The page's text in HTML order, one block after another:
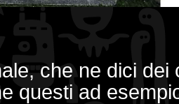
che ne dici dei
questi ad